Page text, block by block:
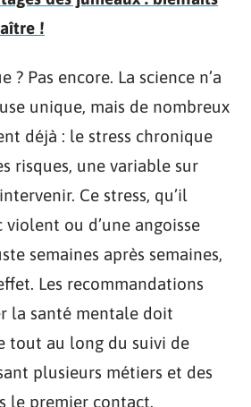
!
? Pas encore. La science n’a
unique, mais de nombreux
déjà : le stress chronique
risques, une variable sur
Ce stress, qu’il
violent ou d’une angoisse
semaines après semaines,
Les recommandations
la santé mentale doit
tout au long du suivi de
plusieurs métiers et des
le premier contact.